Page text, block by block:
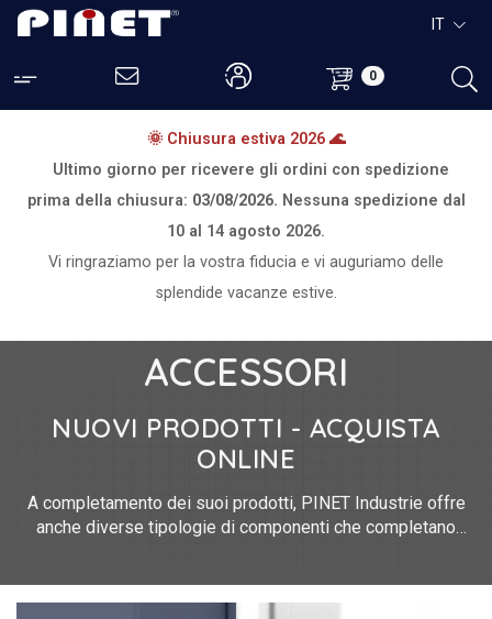
0
IT
🌞 Chiusura estiva 2026 🌊
Ultimo giorno per ricevere gli ordini con spedizione
prima della chiusura: 03/08/2026. Nessuna spedizione dal
10 al 14 agosto 2026.
Vi ringraziamo per la vostra fiducia e vi auguriamo delle
splendide vacanze estive.
ACCESSORI
NUOVI PRODOTTI - ACQUISTA
ONLINE
A completamento dei suoi prodotti, PINET Industrie offre
anche diverse tipologie di componenti che completano